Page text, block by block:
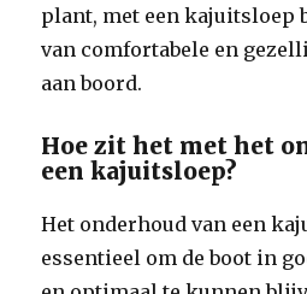
plant, met een kajuitsloep
van comfortabele en
aan boord.
Hoe zit het met het
een kajuitsloep?
Het onderhoud van een
essentieel om de boot in